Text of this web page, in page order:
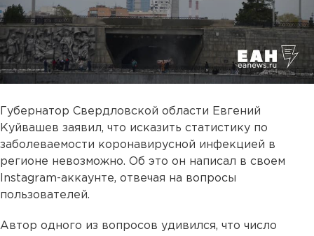
Губернатор Свердловской области Евгений
Куйвашев заявил, что исказить статистику по
заболеваемости коронавирусной инфекцией в
регионе невозможно. Об это он написал в своем
Instagram-аккаунте, отвечая на вопросы
пользователей.
Автор одного из вопросов удивился, что число